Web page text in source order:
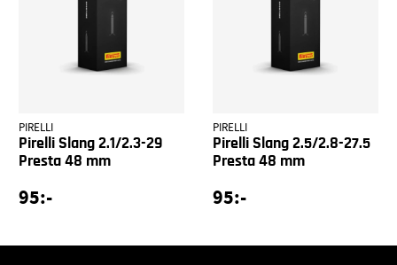
PIRELLI
Pirelli Slang 2.1/2.3-29
Presta 48 mm
95:-
PIRELLI
Pirelli Slang 2.5/2.8-27.5
Presta 48 mm
95:-